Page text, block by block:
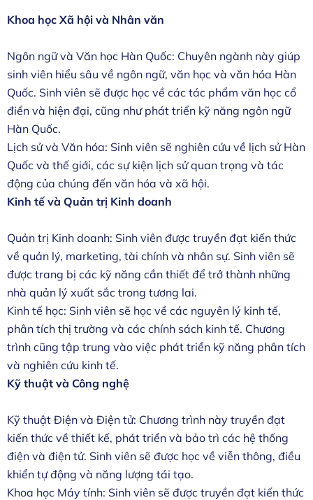
Khoa học Xã hội và Nhân văn
Ngôn ngữ và Văn học Hàn Quốc: Chuyên ngành này giúp
sinh viên hiểu sâu về ngôn ngữ, văn học và văn hóa Hàn
Quốc. Sinh viên sẽ được học về các tác phẩm văn học cổ
điển và hiện đại, cũng như phát triển kỹ năng ngôn ngữ
Hàn Quốc.
Lịch sử và Văn hóa: Sinh viên sẽ nghiên cứu về lịch sử Hàn
Quốc và thế giới, các sự kiện lịch sử quan trọng và tác
động của chúng đến văn hóa và xã hội.
Kinh tế và Quản trị Kinh doanh
Quản trị Kinh doanh: Sinh viên được truyền đạt kiến thức
về quản lý, marketing, tài chính và nhân sự. Sinh viên sẽ
được trang bị các kỹ năng cần thiết để trở thành những
nhà quản lý xuất sắc trong tương lai.
Kinh tế học: Sinh viên sẽ học về các nguyên lý kinh tế,
phân tích thị trường và các chính sách kinh tế. Chương
trình cũng tập trung vào việc phát triển kỹ năng phân tích
và nghiên cứu kinh tế.
Kỹ thuật và Công nghệ
Kỹ thuật Điện và Điện tử: Chương trình này truyền đạt
kiến thức về thiết kế, phát triển và bảo trì các hệ thống
điện và điện tử. Sinh viên sẽ được học về viễn thông, điều
khiển tự động và năng lượng tái tạo.
Khoa học Máy tính: Sinh viên sẽ được truyền đạt kiến thức